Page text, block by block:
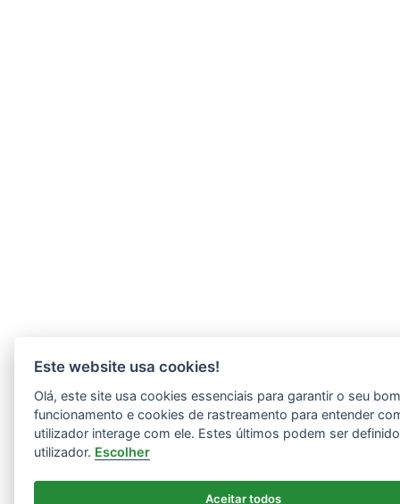
Este website usa cookies!
Olá, este site usa cookies essenciais para garantir o seu
funcionamento e cookies de rastreamento para entender
utilizador interage com ele. Estes últimos podem ser
utilizador. Escolher
Aceitar todos